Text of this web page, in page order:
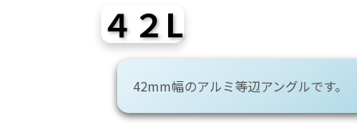
４２L
42mm幅のアルミ等辺アングルです。